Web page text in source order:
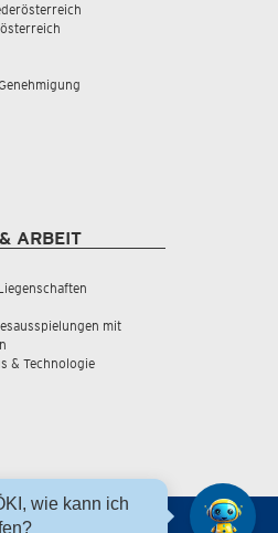
ARBEIT
mit
& Technologie
wie kann ich